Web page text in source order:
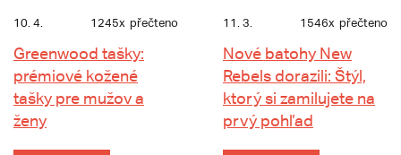
10. 4. 1245x přečteno
Greenwood tašky:
prémiové kožené
tašky pre mužov a
ženy
11. 3. 1546x přečteno
Nové batohy New
Rebels dorazili: Štýl,
ktorý si zamilujete na
prvý pohľad